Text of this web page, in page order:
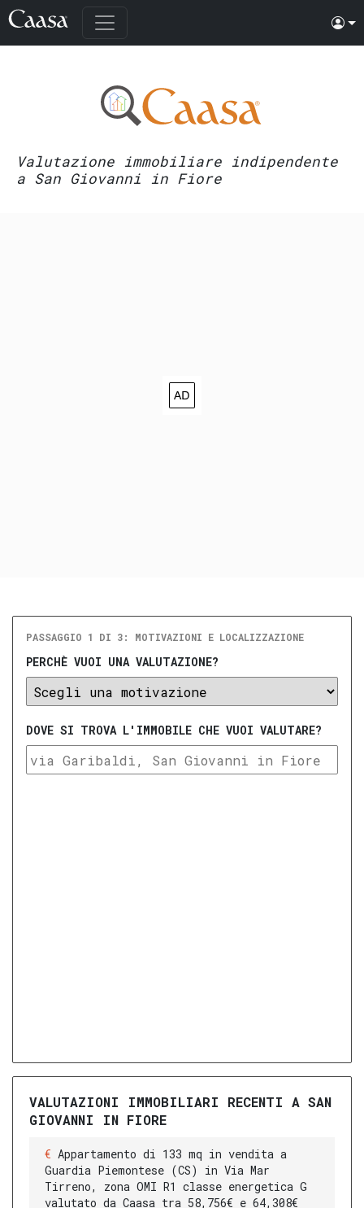
Valutazione immobiliare indipendente
a San Giovanni in Fiore
PASSAGGIO 1 DI 3: MOTIVAZIONI E LOCALIZZAZIONE
PERCHÈ VUOI UNA VALUTAZIONE?
DOVE SI TROVA L'IMMOBILE CHE VUOI VALUTARE?
VALUTAZIONI IMMOBILIARI RECENTI A SAN
GIOVANNI IN FIORE
Appartamento di 133 mq in vendita a
Guardia Piemontese (CS) in Via Mar
Tirreno, zona OMI R1 classe energetica G
valutato da Caasa tra 58,756€ e 64,308€